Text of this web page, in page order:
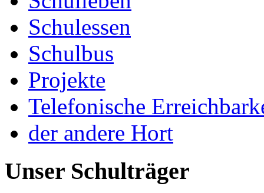
Schulessen
Schulbus
Projekte
Telefonische
der andere Hort
Unser Schulträger